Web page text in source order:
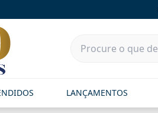
LANÇAMENTOS